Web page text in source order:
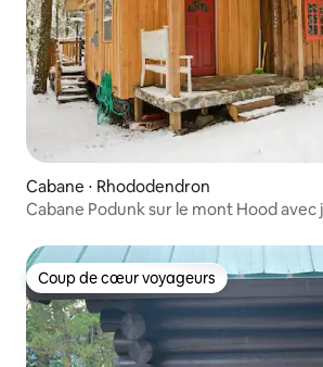
Cabane ⋅ Rhododendron
Cabane Podunk sur le mont Hood
Coup de cœur voyageurs
Coup de cœur voyageurs